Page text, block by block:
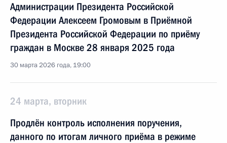
Администрации Президента Российской
Федерации Алексеем Громовым в Приёмной
Президента Российской Федерации по приёму
граждан в Москве 28 января 2025 года
30 марта 2026 года, 19:00
24 марта, вторник
Продлён контроль исполнения поручения,
данного по итогам личного приёма в режиме